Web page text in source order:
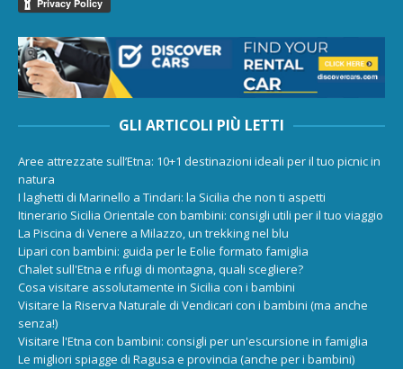
GLI ARTICOLI PIÙ LETTI
Aree attrezzate sull’Etna: 10+1 destinazioni ideali per il tuo picnic in
natura
I laghetti di Marinello a Tindari: la Sicilia che non ti aspetti
Itinerario Sicilia Orientale con bambini: consigli utili per il tuo viaggio
La Piscina di Venere a Milazzo, un trekking nel blu
Lipari con bambini: guida per le Eolie formato famiglia
Chalet sull'Etna e rifugi di montagna, quali scegliere?
Cosa visitare assolutamente in Sicilia con i bambini
Visitare la Riserva Naturale di Vendicari con i bambini (ma anche
senza!)
Visitare l'Etna con bambini: consigli per un'escursione in famiglia
Le migliori spiagge di Ragusa e provincia (anche per i bambini)